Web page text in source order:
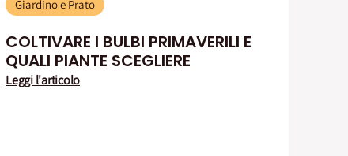
Giardino e Prato
COLTIVARE I BULBI PRIMAVERILI E
QUALI PIANTE SCEGLIERE
Leggi l'articolo